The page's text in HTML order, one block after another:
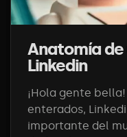
Anatomía
Linkedin
¡Hola gente
enterados,
importante del